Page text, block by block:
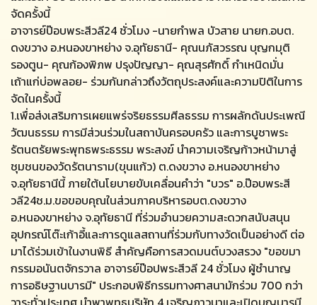
จัดครั้งนี้
อาจารย์ป๊อบพระสีวลี24 ชั่วโมง -นายกำพล บัวสาย นายก.อบต.
ดงขวาง อ.หนองขาหย่าง จ.อุทัยธานี- คุณนภัสวรรณ บุญกมุติ
รองตูน- คุณก้องพิภพ ปรุงปัญญา- คุณสุรศักดิ์ กำเหนิดมั่น
เถ้าแก่บ่อพลอย- ร่วมกันกล่าวถึงวัตถุประสงค์และความปิติในการ
จัดในครั้งนี้
1.เพื่อส่งเสริมการเผยแพร่จริยธรรมศีลธรรม การผลักดันประเพณี
วัฒนธรรม การมีส่วนร่วมในสถาบันครอบครัว และการบูชาพระ
รัตนตรัยพระพุทธพระธรรม พระสงฆ์ นำความเจริญก้าวหน้ามาสู่
ชุมชนของวัดรัตนาราม(ขุนแก้ว) ต.ดงขวาง อ.หนองขาหย่าง
จ.อุทัยธานีนี้ ภายใต้นโยบายขับเคลื่อนคำว่า "บวร" อ.ป๊อบพระสี
วลี24ช.ม.ขอขอบคุณในส่วนภาคบริหารอบต.ดงขวาง
อ.หนองขาหย่าง จ.อุทัยธานี ที่ร่วมอำนวยความสะดวกสนับสนุน
อุปกรณ์โต๊ะเก้าอี้และการดูแลสถานที่ร่วมกับทางวัดเป็นอย่างดี ต่อ
มาได้ร่วมเข้าในงานพิธี สำคัญคือการสวดมนต์บวงสรวง "ขอขมา
กรรมอนันตจักรวาล อาจารย์ป๊อปพระสีวลี 24 ชั่วโมง ผู้ชำนาญ
การอธิษฐานบารมี" ประกอบพิธีกรรมทางศาสนามักร่วม 700 กว่า